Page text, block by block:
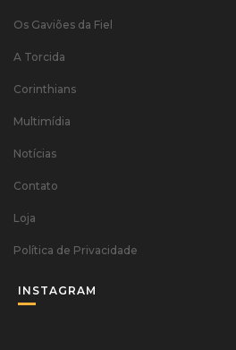
Os Gaviões da Fiel
A Torcida
Corinthians
Multimídia
Notícias
Contato
Loja
Política de Privacidade
INSTAGRAM